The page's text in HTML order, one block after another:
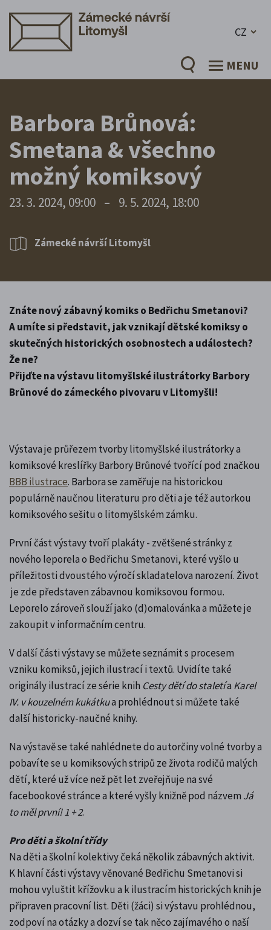
CZ
MENU
Barbora Brůnová:
Smetana & všechno
možný komiksový
23. 3. 2024, 09:00 – 9. 5. 2024, 18:00
Zámecké návrší Litomyšl
Znáte nový zábavný komiks o Bedřichu Smetanovi?
A umíte si představit, jak vznikají dětské komiksy o
skutečných historických osobnostech a událostech?
Že ne?
Přijďte na výstavu litomyšlské ilustrátorky Barbory
Brůnové do zámeckého pivovaru v Litomyšli!
Výstava je průřezem tvorby litomyšlské ilustrátorky a
komiksové kreslířky Barbory Brůnové tvořící pod značkou
BBB ilustrace. Barbora se zaměřuje na historickou
populárně naučnou literaturu pro děti a je též autorkou
komiksového sešitu o litomyšlském zámku.
První část výstavy tvoří plakáty - zvětšené stránky z
nového leporela o Bedřichu Smetanovi, které vyšlo u
příležitosti dvoustého výročí skladatelova narození. Život
je zde představen zábavnou komiksovou formou.
Leporelo zároveň slouží jako (d)omalovánka a můžete je
zakoupit v informačním centru.
V další části výstavy se můžete seznámit s procesem
vzniku komiksů, jejich ilustrací i textů. Uvidíte také
originály ilustrací ze série knih Cesty dětí do staletía Karel
IV. v kouzelném kukátkua prohlédnout si můžete také
další historicky-naučné knihy.
Na výstavě se také nahlédnete do autorčiny volné tvorby a
pobavíte se u komiksových stripů ze života rodičů malých
dětí, které už více než pět let zveřejňuje na své
facebookové stránce a které vyšly knižně pod názvem Já
to měl první! 1 + 2.
Pro děti a školní třídy
Na děti a školní kolektivy čeká několik zábavných aktivit.
K hlavní části výstavy věnované Bedřichu Smetanovi si
mohou vyluštit křížovku a k ilustracím historických knih je
připraven pracovní list. Děti (žáci) si výstavu prohlédnou,
zodpoví na otázky a dozví se tak něco zajímavého o naší